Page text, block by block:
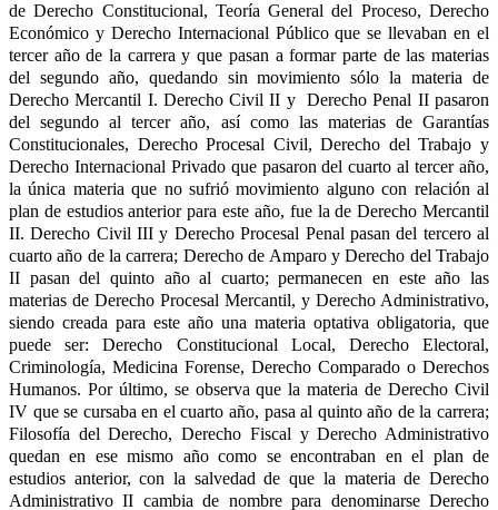
de Derecho Constitucional, Teoría General del Proceso, Derecho
Económico y Derecho Internacional Público que se llevaban en el
tercer año de la carrera y que pasan a formar parte de las materias
del segundo año, quedando sin movimiento sólo la materia de
Derecho Mercantil I. Derecho Civil II y Derecho Penal II pasaron
del segundo al tercer año, así como las materias de Garantías
Constitucionales, Derecho Procesal Civil, Derecho del Trabajo y
Derecho Internacional Privado que pasaron del cuarto al tercer año,
la única materia que no sufrió movimiento alguno con relación al
plan de estudios anterior para este año, fue la de Derecho Mercantil
II. Derecho Civil III y Derecho Procesal Penal pasan del tercero al
cuarto año de la carrera; Derecho de Amparo y Derecho del Trabajo
II pasan del quinto año al cuarto; permanecen en este año las
materias de Derecho Procesal Mercantil, y Derecho Administrativo,
siendo creada para este año una materia optativa obligatoria, que
puede ser: Derecho Constitucional Local, Derecho Electoral,
Criminología, Medicina Forense, Derecho Comparado o Derechos
Humanos. Por último, se observa que la materia de Derecho Civil
IV que se cursaba en el cuarto año, pasa al quinto año de la carrera;
Filosofía del Derecho, Derecho Fiscal y Derecho Administrativo
quedan en ese mismo año como se encontraban en el plan de
estudios anterior, con la salvedad de que la materia de Derecho
Administrativo II cambia de nombre para denominarse Derecho